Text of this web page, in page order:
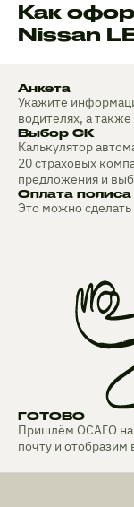
Как
Nissan
Анкета
Укажите
водителях, а
Выбор СК
Калькулятор
20 страховых
предложения и
Оплата полиса
Это можно
ГОТОВО
Пришлём ОСАГО на
почту и отобразим